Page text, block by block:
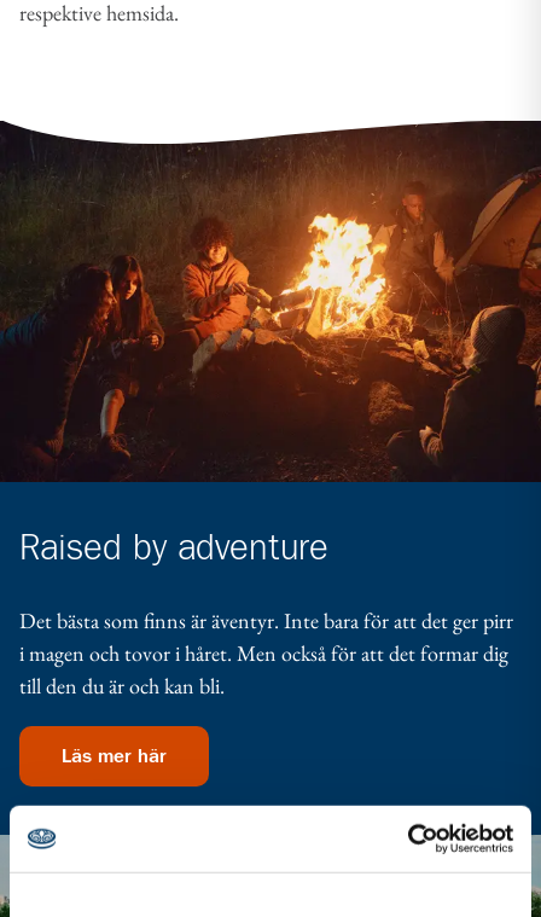
respektive hemsida.
Raised by adventure
Det bästa som finns är äventyr. Inte bara för att det ger pirr
i magen och tovor i håret. Men också för att det formar dig
till den du är och kan bli.
Läs mer här